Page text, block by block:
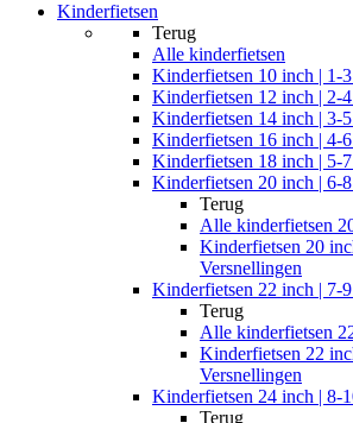
Kinderfietsen
Terug
Alle kinderfietsen
Kinderfietsen 10 inch | 1-
Kinderfietsen 12 inch | 2-
Kinderfietsen 14 inch | 3-
Kinderfietsen 16 inch | 4-
Kinderfietsen 18 inch | 5-
Kinderfietsen 20 inch | 6-
Terug
Alle kinderfietsen
Kinderfietsen 20
Versnellingen
Kinderfietsen 22 inch | 7-
Terug
Alle kinderfietsen
Kinderfietsen 22
Versnellingen
Kinderfietsen 24 inch | 8-
Terug